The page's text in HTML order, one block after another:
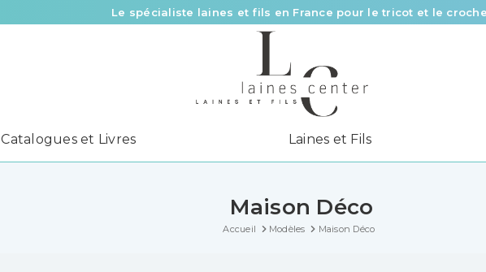
Des fils de qualité à tous les prix pour toutes vos envies !
Livraison offerte à partir de 58 € d’achat
Le spécialiste laines et fils en France pour le tricot et le crochet
Catalogues et Livres Laines et Fils
Maison Déco
Accueil Modèles Maison Déco